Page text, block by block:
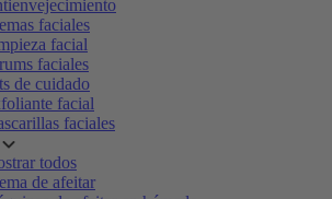
faciales
facial
faciales
de cuidado
facial
faciales
todos
de afeitar